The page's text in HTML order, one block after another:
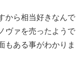
から相当好きなんで
ヴァを売ったようで
もある事がわかりま